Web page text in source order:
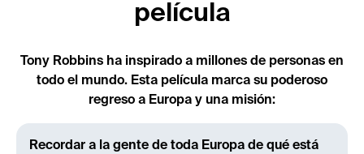
película
Tony Robbins ha inspirado a millones de personas en
todo el mundo. Esta película marca su poderoso
regreso a Europa y una misión:
Recordar a la gente de toda Europa de qué está